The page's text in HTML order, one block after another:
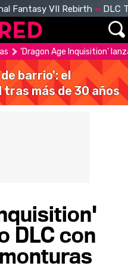
Fantasy VII Rebirth DLC
'Dragon Age Inquisition'
barrio': el
tras más de 30 años
DLC con